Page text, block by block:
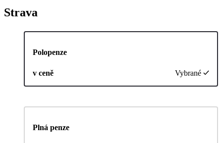
Strava
Polopenze
v ceně Vybrané
Plná penze